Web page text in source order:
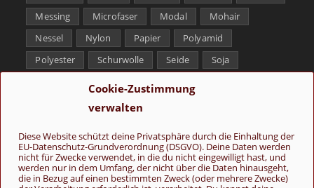
Cookie-Zustimmung
verwalten
Diese Website schützt deine Privatsphäre durch die Einhaltung der
EU-Datenschutz-Grundverordnung (DSGVO). Deine Daten werden
nicht für Zwecke verwendet, in die du nicht eingewilligt hast, und
werden nur in dem Umfang, der nicht über die Daten hinausgeht,
die in Bezug auf einen bestimmten Zweck (oder mehrere Zwecke)
Messing
Microfaser Modal
Mohair
Nessel
Nylon Papier
Polyamid
Polyester
Schurwolle Seide
Soja
Tencel
Yak
Folge uns